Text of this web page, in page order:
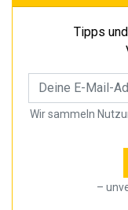
Tipps
Wir sammeln
–